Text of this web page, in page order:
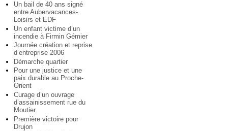
Un bail de 40 ans signé
entre Aubervacances-
Loisirs et EDF
Un enfant victime d’un
incendie à Firmin Gémier
Journée création et reprise
d’entreprise 2006
Démarche quartier
Pour une justice et une
paix durable au Proche-
Orient
Curage d’un ouvrage
d’assainissement rue du
Moutier
Première victoire pour
Drujon